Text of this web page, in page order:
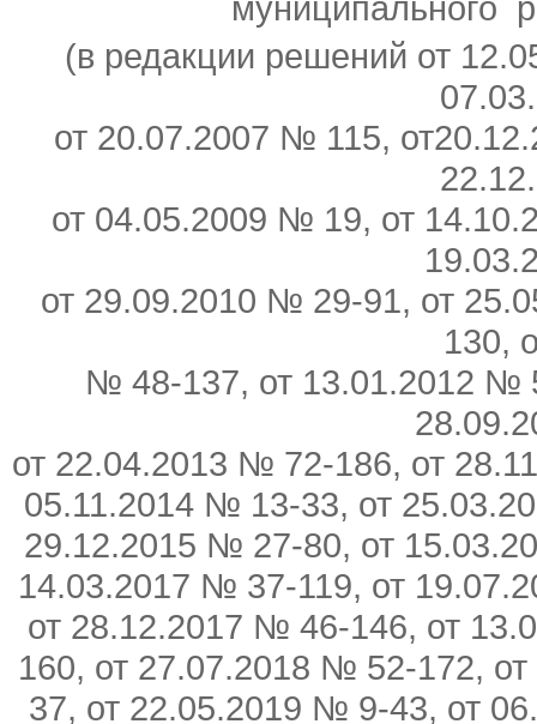
муниципального
(в редакции решений от
от 20.07.2007 № 115,
от 04.05.2009 № 19, от
от 29.09.2010 № 29-91, от
130,
№ 48-137, от 13.01.2012 №
от 22.04.2013 № 72-186, от
05.11.2014 № 13-33, от
29.12.2015 № 27-80, от
14.03.2017 № 37-119, от
от 28.12.2017 № 46-146, от
160, от 27.07.2018 № 52-172,
37, от 22.05.2019 № 9-43, от